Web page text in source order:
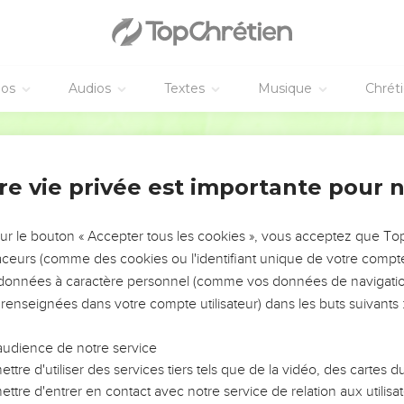
Audios Textes Musique
Christ
un enfant par la puissance de l’Esprit Saint.
un homme juste. Il ne veut pas accuser Marie devant tout le
de prendre chez toi Marie, ta femme. Oui, l’enfant qui est
un fils, et toi, tu l’appelleras Jésus. En effet, c’est lui qui
le prophète a dit de la part du Seigneur :
un enfant. Elle mettra au monde un fils. On l’appellera
il fait ce que l’ange du Seigneur lui a commandé. Il prend
elle jusqu’au jour où Marie met au monde un fils. Joseph
vie privée est importante pour
le bouton « Accepter tous les cookies », vous acceptez que
(comme des cookies ou l'identifiant unique de votre
à caractère personnel (comme vos données de
dans votre compte utilisateur) dans les buts suivants :
de notre service
d'utiliser des services tiers tels que de la vidéo, des cartes
d'entrer en contact avec notre service de relation aux